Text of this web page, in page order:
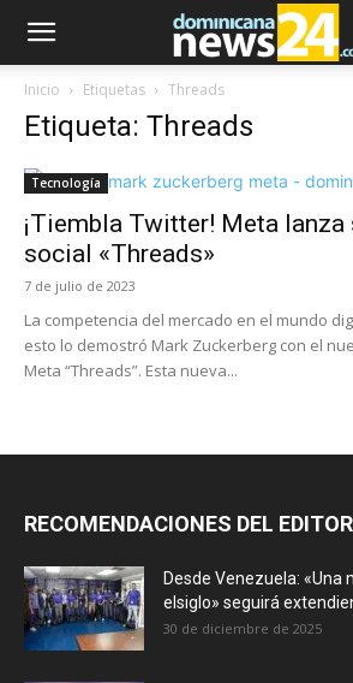
Inicio Etiquetas Threads
Etiqueta: Threads
Tecnología
¡Tiembla Twitter! Meta lanza
social «Threads»
7 de julio de 2023
La competencia del mercado en el mundo
esto lo demostró Mark Zuckerberg con el
Meta “Threads”. Esta nueva...
RECOMENDACIONES DEL EDITOR
Desde Venezuela: «Una
elsiglo» seguirá
30 de diciembre de 2025